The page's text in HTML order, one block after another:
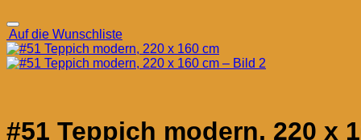
Auf die Wunschliste
#51 Teppich modern, 220 x